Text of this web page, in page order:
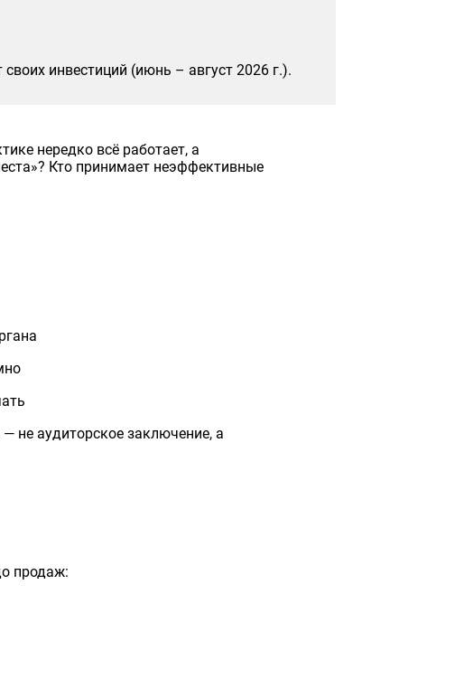
инвестиций (июнь – август 2026 г.).
нередко всё работает, а
Кто принимает неэффективные
не аудиторское заключение, а
продаж: